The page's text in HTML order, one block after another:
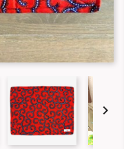
